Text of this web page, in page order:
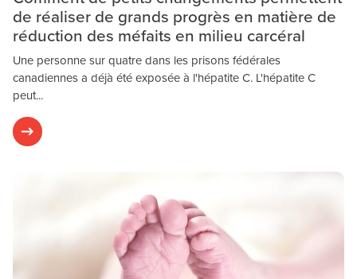
de réaliser de grands progrès en matière de
réduction des méfaits en milieu carcéral
Une personne sur quatre dans les prisons fédérales
canadiennes a déjà été exposée à l'hépatite C. L'hépatite C
peut...